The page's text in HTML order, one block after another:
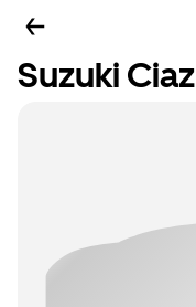
Suzuki Ciaz